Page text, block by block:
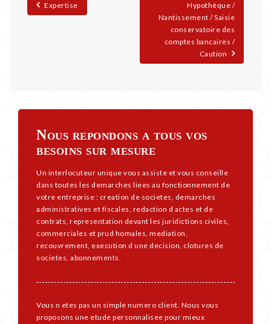
Expertise
Hypothèque /
Nantissement / Saisie
conservatoire des
comptes bancaires /
Caution
Nous repondons a tous vos
besoins sur mesure
Un interlocuteur unique vous assiste et vous conseille
dans toutes les demarches liees au fonctionnement de
votre entreprise : creation de societes, demarches
administratives et fiscales, redaction d actes et de
contrats, representation devant les juridictions civiles,
commerciales et prud homales, mediation,
recouvrement, execution d une decision, clotures de
societes, abonnements.
Vous n etes pas un simple numero client. Nous vous
proposons une etude personnalisee pour mieux